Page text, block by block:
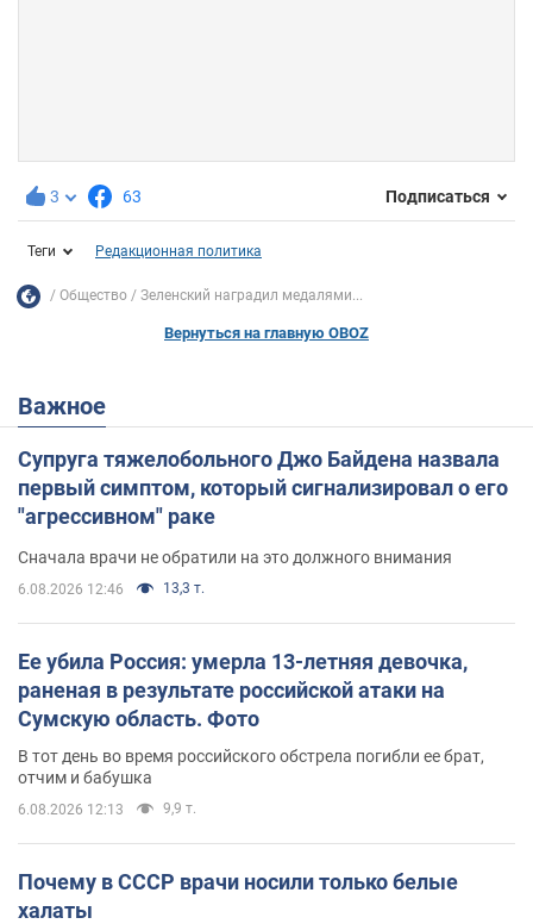
3 63 Подписаться
Теги Редакционная политика
Общество Зеленский наградил медалями...
Вернуться на главную OBOZ
Важное
Супруга тяжелобольного Джо Байдена назвала
первый симптом, который сигнализировал о его
"агрессивном" раке
Сначала врачи не обратили на это должного внимания
6.08.2026 12:46 13,3 т.
Ее убила Россия: умерла 13-летняя девочка,
раненая в результате российской атаки на
Сумскую область. Фото
В тот день во время российского обстрела погибли ее брат,
отчим и бабушка
6.08.2026 12:13 9,9 т.
Почему в СССР врачи носили только белые
халаты